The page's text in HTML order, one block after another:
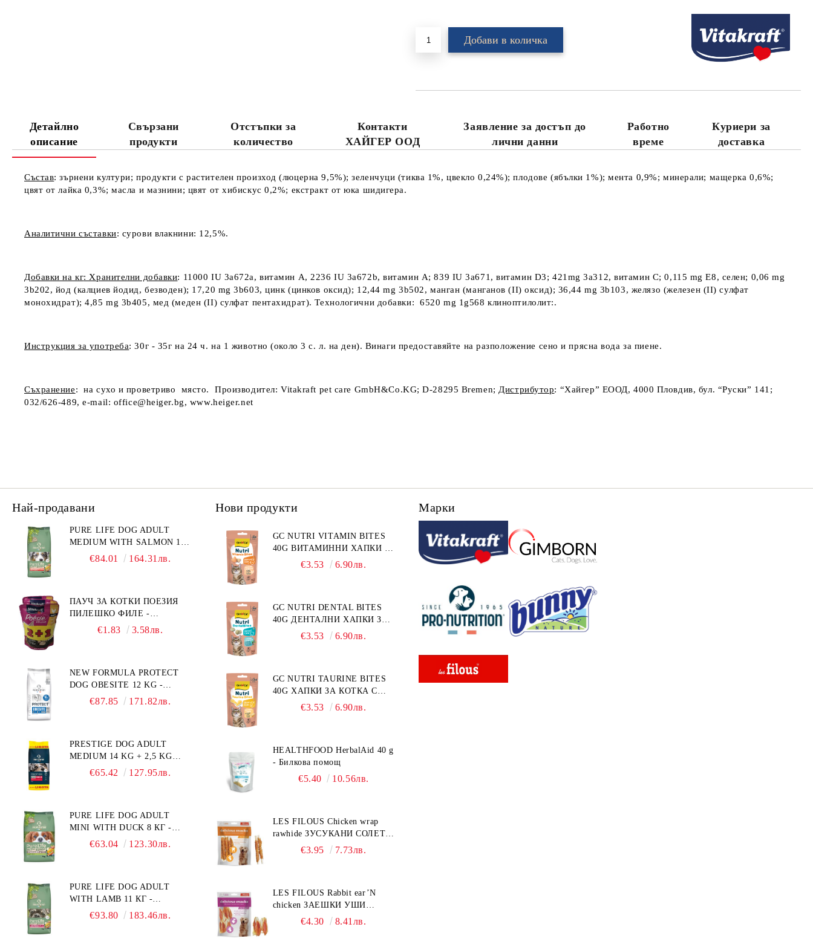
Детайлно
описание
Свързани
продукти
Отстъпки за
количество
Контакти
ХАЙГЕР ООД
Заявление за достъп до
лични данни
Работно
време
Куриери за
доставка
Състав: зърнени култури; продукти с растителен произход (люцерна 9,5%); зеленчуци (тиква 1%, цвекло 0,24%); плодове (ябълки 1%); мента 0,9%; минерали; мащерка 0,6%;
цвят от лайка 0,3%; масла и мазнини; цвят от хибискус 0,2%; екстракт от юка шидигера.
Аналитични съставки: сурови влакнини: 12,5%.
Добавки на кг: Хранителни добавки: 11000 IU 3a672a, витамин А, 2236 IU 3a672b, витамин А; 839 IU 3a671, витамин D3; 421mg 3а312, витамин С; 0,115 mg Е8, селен; 0,06 mg
3b202, йод (калциев йодид, безводен); 17,20 mg 3b603, цинк (цинков оксид); 12,44 mg 3b502, манган (манганов (II) оксид); 36,44 mg 3b103, желязо (железен (II) сулфат
монохидрат); 4,85 mg 3b405, мед (меден (II) сулфат пентахидрат). Технологични добавки: 6520 mg 1g568 клиноптилолит:.
Инструкция за употреба: 30г - 35г на 24 ч. на 1 животно (около 3 с. л. на ден). Винаги предоставяйте на разположение сено и прясна вода за пиене.
Съхранение: на сухо и проветриво място.Производител: Vitakraft pet care GmbH&Co.KG; D-28295 Bremen; Дистрибутор: “Хайгер” EООД, 4000 Пловдив, бул. “Руски” 141;
032/626-489, e-mail: office@heiger.bg, www.heiger.net
Най-продавани
PURE LIFE DOG ADULT
MEDIUM WITH SALMON 12
КГ - ПЪЛНОЦЕННА ХРАНА
ОТ 10 – 25 КГ, СЪС СЬОМГА.
БЕЗ ЗЪРНО, БЕЗ ГЛУТЕН.
ПРОИЗВЕДЕНА ВЪВ
€84.01 164.31лв.
ПАУЧ ЗА КОТКИ ПОЕЗИЯ
ПИЛЕШКО ФИЛЕ -
ПРОМОКОМПЛЕКТ 3 БР.
€1.83 3.58лв.
NEW FORMULA PROTECT
DOG OBESITE 12 KG -
ПЪЛНОЦЕННА ДИЕТИЧНА
ПОТРЕБНОСТИ:
"НАМАЛЯВАНЕ НА
НАДНОРМЕНО ТЕГЛО".
€87.85 171.82лв.
PRESTIGE DOG ADULT
MEDIUM 14 KG + 2,5 KG
ГРАТИС - ПЪЛНОЦЕННА
ВЪВ ФРАНЦИЯ.
€65.42 127.95лв.
PURE LIFE DOG ADULT
MINI WITH DUCK 8 КГ -
ПЪЛНОЦЕННА ХРАНА ЗА
С ТЕГЛО ПОД 10 КГ, С
ПАТИЦА. БЕЗ ЗЪРНО, БЕЗ
ГЛУТЕН. ПРОИЗВЕДЕНА
€63.04 123.30лв.
PURE LIFE DOG ADULT
WITH LAMB 11 КГ -
ПЪЛНОЦЕННА ХРАНА ЗА
€93.80 183.46лв.
Нови продукти
GC NUTRI VITAMIN BITES
40G ВИТАМИННИ ХАПКИ 40
€3.53 6.90лв.
GC NUTRI DENTAL BITES
40G ДЕНТАЛНИ ХАПКИ ЗА
КОТКА 40 г
€3.53 6.90лв.
GC NUTRI TAURINE BITES
40G ХАПКИ ЗА КОТКА С
ТАУРИН 40 г
€3.53 6.90лв.
HEALTHFOOD HerbalAid 40 g
- Билкова помощ
€5.40 10.56лв.
LES FILOUS Chicken wrap
rawhide ЗУСУКАНИ СОЛЕТИ
С ПИЛЕШКО, лакомство за
€3.95 7.73лв.
LES FILOUS Rabbit ear’N
chicken ЗАЕШКИ УШИ
лакомство за куче, 50 г
€4.30 8.41лв.
Марки